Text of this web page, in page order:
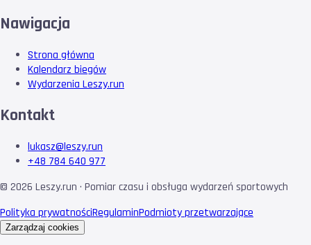
Nawigacja
Strona główna
Kalendarz biegów
Wydarzenia Leszy.run
Kontakt
lukasz@leszy.run
+48 784 640 977
© 2026 Leszy.run · Pomiar czasu i obsługa wydarzeń sportowych
Polityka prywatnościRegulaminPodmioty przetwarzające
Zarządzaj cookies